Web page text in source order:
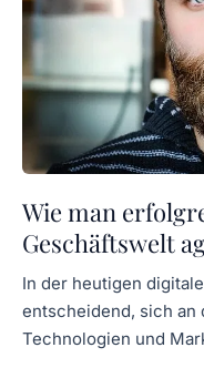
Wie man
Geschäftswelt
In der heutigen
entscheidend, sich an
Technologien und